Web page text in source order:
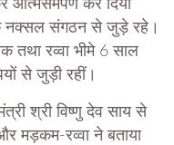
आत्मसमर्पण कर दिया
नक्सल संगठन से जुड़े रहे।
तथा रव्वा भीमे 6 साल
से जुड़ी रहीं।
श्री विष्णु देव साय से
मड़कम-रव्वा ने बताया